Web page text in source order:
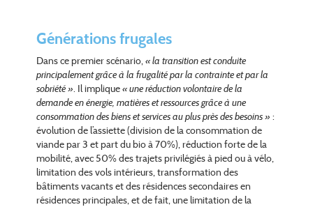
Générations frugales
Dans ce premier scénario,« la transition est conduite
principalement grâce à la frugalité par la contrainte et par la
sobriété » . Il implique« une réduction volontaire de la
demande en énergie, matières et ressources grâce à une
consommation des biens et services au plus près des besoins » :
évolution de l’assiette (division de la consommation de
viande par 3 et part du bio à 70%), réduction forte de la
mobilité, avec 50% des trajets privilégiés à pied ou à vélo,
limitation des vols intérieurs, transformation des
bâtiments vacants et des résidences secondaires en
résidences principales, et de fait, une limitation de la